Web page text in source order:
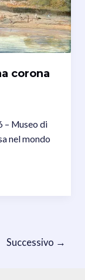
corona
– Museo di
nel mondo
Successivo →